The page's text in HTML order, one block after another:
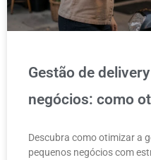
Gestão de
negócios: como
Descubra como otimizar a
pequenos negócios com